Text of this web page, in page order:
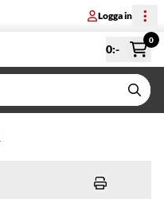
Logga in
0:-
0